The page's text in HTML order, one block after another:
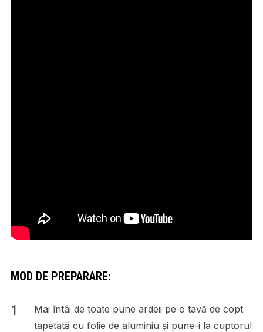
MOD DE PREPARARE:
Mai întâi de toate pune ardeii pe o tavă de copt
tapetată cu folie de aluminiu și pune-i la cuptorul